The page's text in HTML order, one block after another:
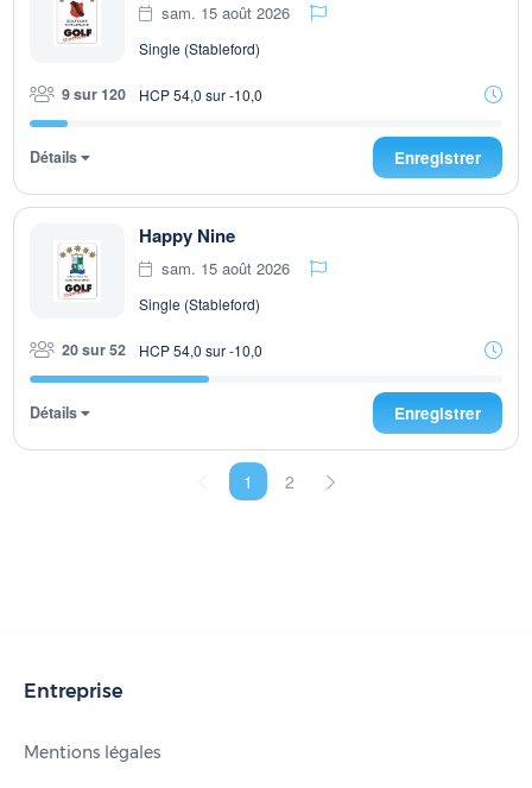
sam. 15 août 2026
Single (Stableford)
9 sur 120 HCP 54,0 sur -10,0
Détails Enregistrer
Happy Nine
sam. 15 août 2026
Single (Stableford)
20 sur 52 HCP 54,0 sur -10,0
Détails Enregistrer
1 2
Entreprise
Mentions légales